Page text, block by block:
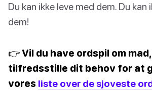
Du kan ikke leve med dem. Du kan
dem!
👉 Vil du have ordspil om
tilfredsstille dit behov for at
vores liste over de sjoveste